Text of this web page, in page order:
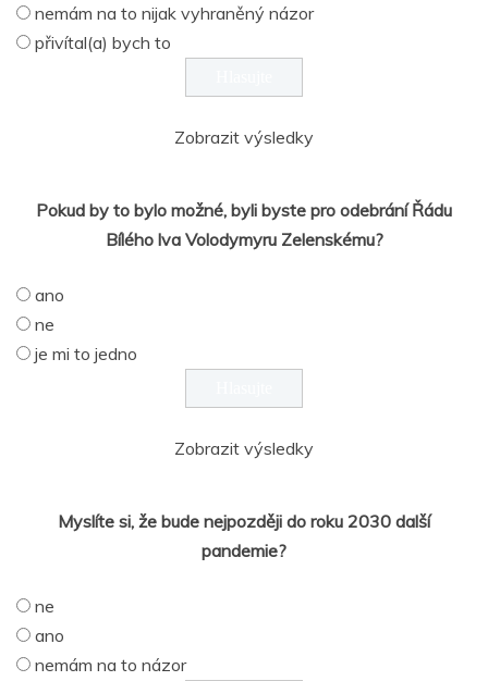
nemám na to nijak vyhraněný názor
přivítal(a) bych to
Zobrazit výsledky
Pokud by to bylo možné, byli byste pro odebrání Řádu
Bílého lva Volodymyru Zelenskému?
ano
ne
je mi to jedno
Zobrazit výsledky
Myslíte si, že bude nejpozději do roku 2030 další
pandemie?
ne
ano
nemám na to názor